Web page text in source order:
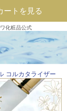
ートを見る
化粧品公式
コルカタライザー